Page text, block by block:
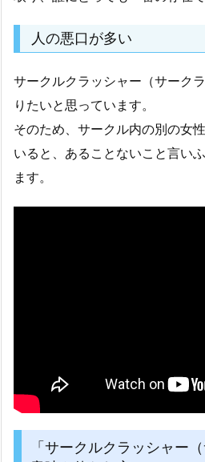
人の悪口が多い
サークルクラッシャー（サーク
りたいと思っています。
そのため、サークル内の別の女
いると、あることないこと言い
ます。
「サークルクラッシャー